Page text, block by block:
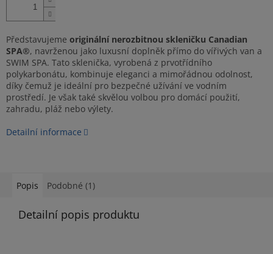
Představujeme originální nerozbitnou skleničku Canadian
SPA®, navrženou jako luxusní doplněk přímo do vířivých van a
SWIM SPA. Tato sklenička, vyrobená z prvotřídního
polykarbonátu, kombinuje eleganci a mimořádnou odolnost,
díky čemuž je ideální pro bezpečné užívání ve vodním
prostředí. Je však také skvělou volbou pro domácí použití,
zahradu, pláž nebo výlety.
Detailní informace
Popis Podobné (1)
Detailní popis produktu